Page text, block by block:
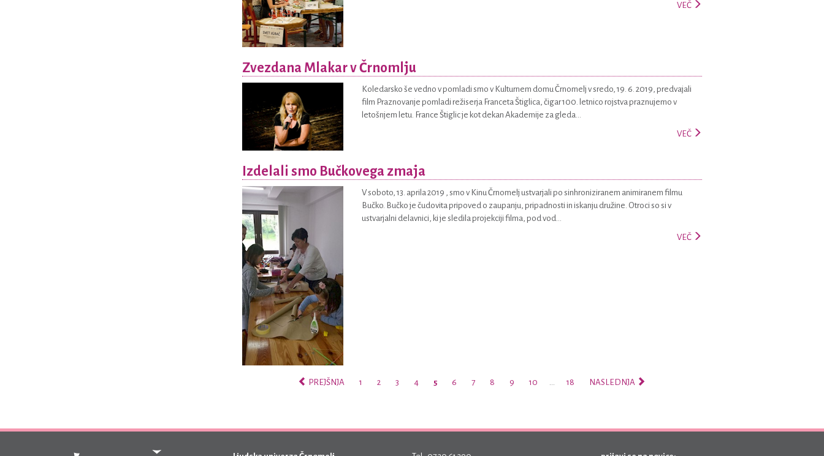
VEČ
Zvezdana Mlakar v Črnomlju
Koledarsko še vedno v pomladi smo v Kulturnem domu Črnomelj v sredo, 19. 6. 2019, predvajali
film Praznovanje pomladi režiserja Franceta Štiglica, čigar 100. letnico rojstva praznujemo v
letošnjem letu. France Štiglic je kot dekan Akademije za gleda...
VEČ
Izdelali smo Bučkovega zmaja
V soboto, 13. aprila 2019 , smo v Kinu Črnomelj ustvarjali po sinhroniziranem animiranem filmu
Bučko. Bučko je čudovita pripoved o zaupanju, pripadnosti in iskanju družine. Otroci so si v
ustvarjalni delavnici, ki je sledila projekciji filma, pod vod...
VEČ
PREJŠNJA 1 2 3 4 5 6 7 8 9 10 18 NASLEDNJA